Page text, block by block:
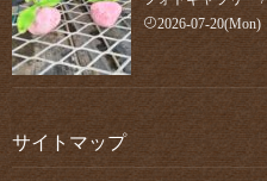
2026-07-20(Mon)
サイトマップ